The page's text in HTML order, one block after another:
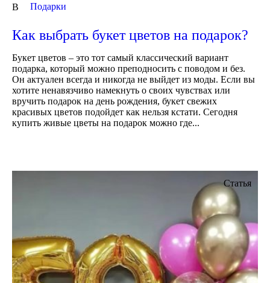
В Подарки
Как выбрать букет цветов на подарок?
Букет цветов – это тот самый классический вариант
подарка, который можно преподносить с поводом и без.
Он актуален всегда и никогда не выйдет из моды. Если вы
хотите ненавязчиво намекнуть о своих чувствах или
вручить подарок на день рождения, букет свежих
красивых цветов подойдет как нельзя кстати. Сегодня
купить живые цветы на подарок можно где...
Статья